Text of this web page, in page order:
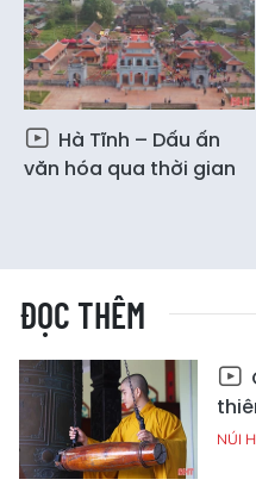
Hà Tĩnh – Dấu ấn
văn hóa qua thời gian
ĐỌC THÊM
NÚI